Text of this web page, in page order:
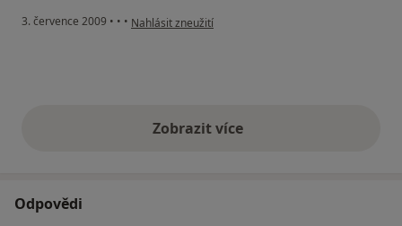
3. července 2009 • • • podle názoru uživatele Mgr. Silvie Filisteinová
Nahlásit zneužití
Zobrazit vícevýše uvedené názory
Odpovědi